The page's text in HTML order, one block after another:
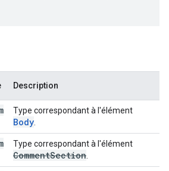
Description
Type correspondant à l'élément
Body
Type correspondant à l'élément
CommentSection